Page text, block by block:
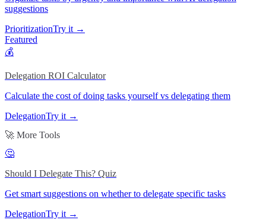
suggestions
PrioritizationTry it →
Featured
💰
Delegation ROI Calculator
Calculate the cost of doing tasks yourself vs delegating them
DelegationTry it →
🚀 More Tools
🤔
Should I Delegate This? Quiz
Get smart suggestions on whether to delegate specific tasks
DelegationTry it →